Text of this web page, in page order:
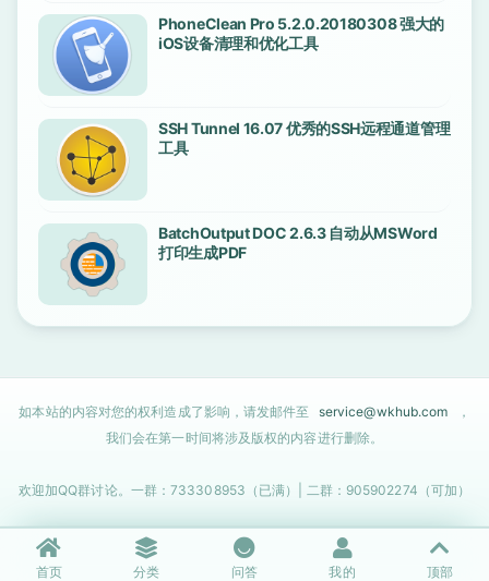
PhoneClean Pro 5.2.0.20180308 强大的
iOS设备清理和优化工具
SSH Tunnel 16.07 优秀的SSH远程通道管理
工具
BatchOutput DOC 2.6.3 自动从MSWord
打印生成PDF
如本站的内容对您的权利造成了影响，请发邮件至 service@wkhub.com
，
我们会在第一时间将涉及版权的内容进行删除。
欢迎加QQ群讨论。一群：733308953（已满）| 二群：905902274（可加）
首页 分类 问答 我的 顶部